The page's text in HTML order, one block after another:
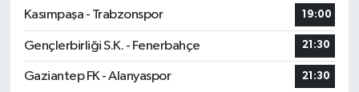
Kasımpaşa - Trabzonspor 19:00
Gençlerbirliği S.K. - Fenerbahçe 21:30
Gaziantep FK - Alanyaspor 21:30